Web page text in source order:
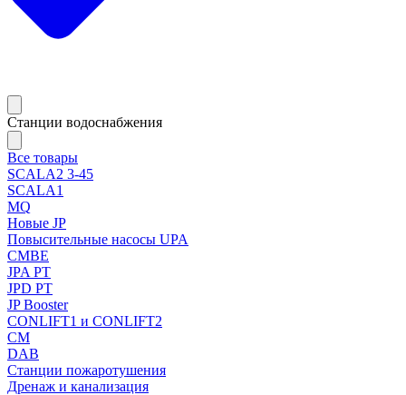
Станции водоснабжения
Все товары
SCALA2 3-45
SCALA1
MQ
Новые JP
Повысительные насосы UPA
CMBE
JPA PT
JPD PT
JP Booster
CONLIFT1 и CONLIFT2
CM
DAB
Станции пожаротушения
Дренаж и канализация